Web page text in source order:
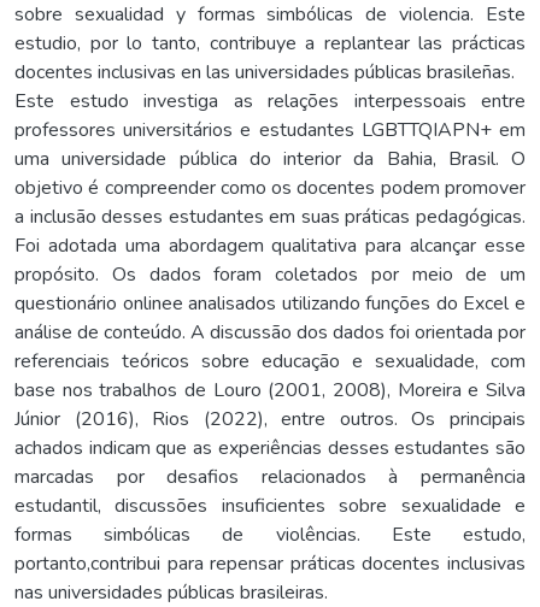
sobre sexualidad y formas simbólicas de violencia. Este
estudio, por lo tanto, contribuye a replantear las prácticas
docentes inclusivas en las universidades públicas brasileñas.
Este estudo investiga as relações interpessoais entre
professores universitários e estudantes LGBTTQIAPN+ em
uma universidade pública do interior da Bahia, Brasil. O
objetivo é compreender como os docentes podem promover
a inclusão desses estudantes em suas práticas pedagógicas.
Foi adotada uma abordagem qualitativa para alcançar esse
propósito. Os dados foram coletados por meio de um
questionário onlinee analisados utilizando funções do Excel e
análise de conteúdo. A discussão dos dados foi orientada por
referenciais teóricos sobre educação e sexualidade, com
base nos trabalhos de Louro (2001, 2008), Moreira e Silva
Júnior (2016), Rios (2022), entre outros. Os principais
achados indicam que as experiências desses estudantes são
marcadas por desafios relacionados à permanência
estudantil, discussões insuficientes sobre sexualidade e
formas simbólicas de violências. Este estudo,
portanto,contribui para repensar práticas docentes inclusivas
nas universidades públicas brasileiras.